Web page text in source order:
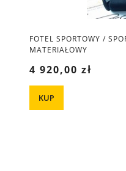
FOTEL SPORTOWY /
MATERIAŁOWY
4 920,00 zł
KUP